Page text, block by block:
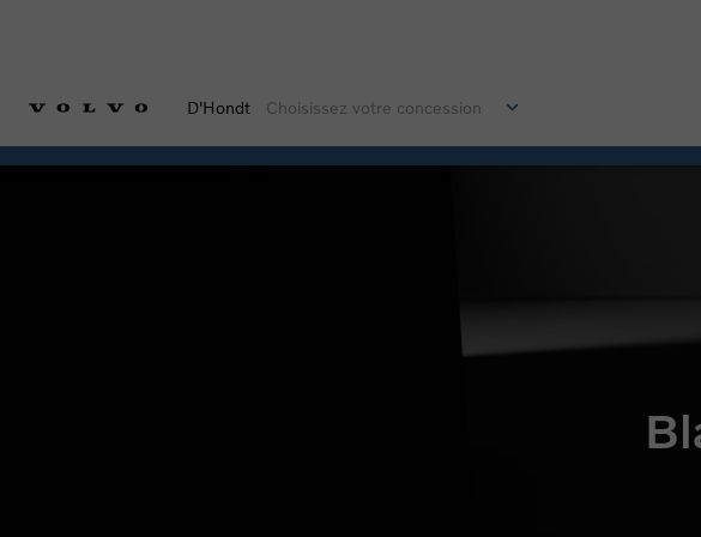
D'Hondt Choisissez votre concession